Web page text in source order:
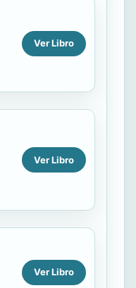
Ver Libro
Ver Libro
Ver Libro